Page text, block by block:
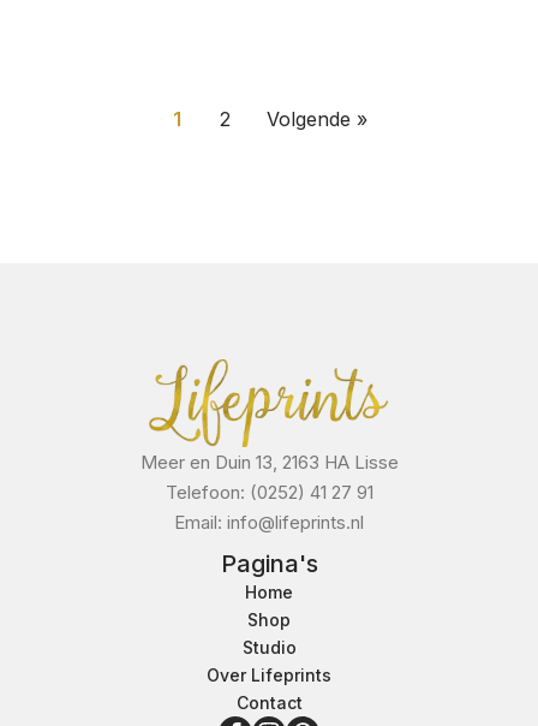
1 2 Volgende »
Meer en Duin 13, 2163 HA Lisse
Telefoon: (0252) 41 27 91
Email: info@lifeprints.nl
Pagina's
Home
Shop
Studio
Over Lifeprints
Contact